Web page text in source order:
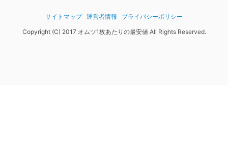
サイトマップ 運営者情報
プライバシーポリシー
Copyright (C) 2017 オムツ1枚あたりの最安値 All Rights Reserved.